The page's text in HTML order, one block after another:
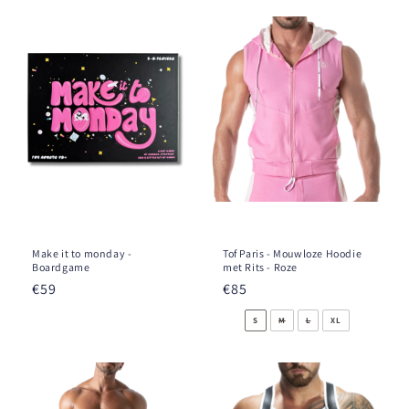
Make it to monday -
Boardgame
Prix
€59
Tof Paris - Mouwloze Hoodie
met Rits - Roze
Prix
habituel
€85
S M L XL